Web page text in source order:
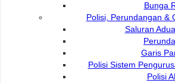
Bunga
Polisi, Perundangan &
Saluran
Garis
Polisi Sistem
Polisi
DEWAN BANDARAYA
KUCHING UTARA
93050 Kuching Sarawak